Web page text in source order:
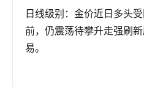
日线级别：金价近日多头
前，仍震荡待攀升走强刷
易。